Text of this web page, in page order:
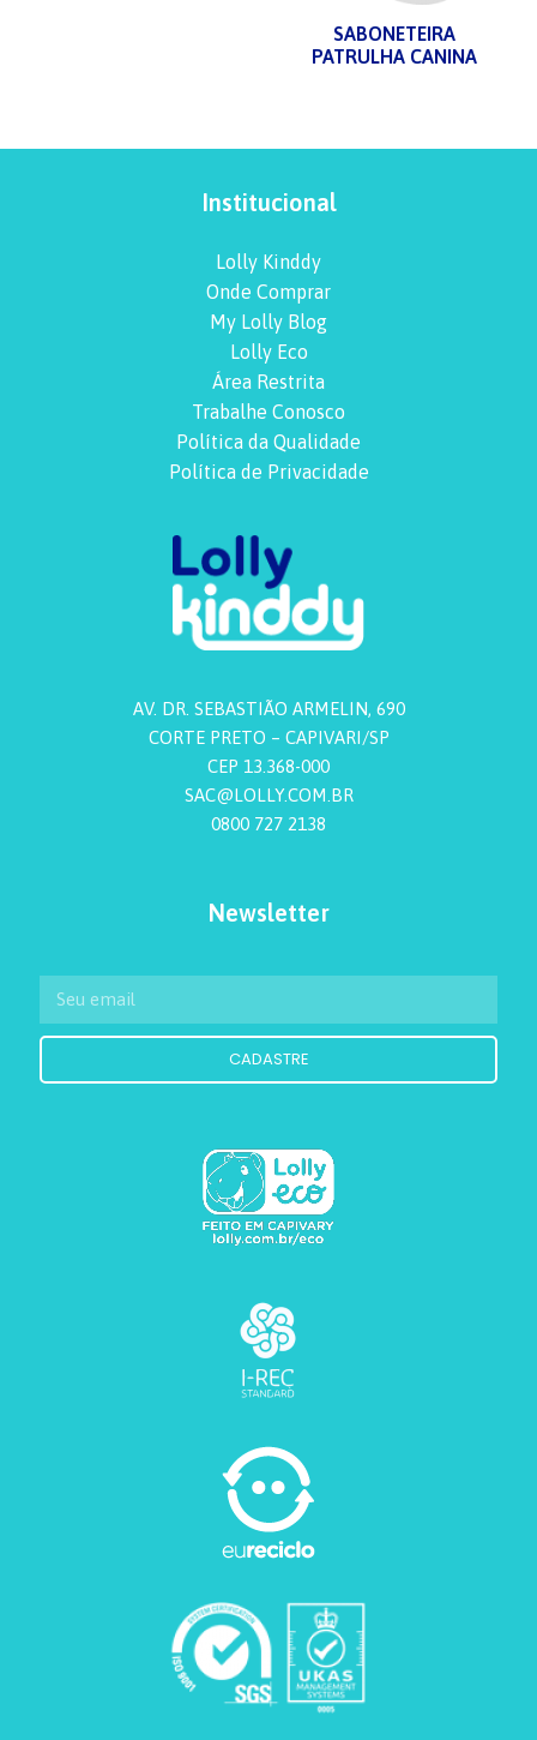
SABONETEIRA
PATRULHA CANINA
Institucional
Lolly Kinddy
Onde Comprar
My Lolly Blog
Lolly Eco
Área Restrita
Trabalhe Conosco
Política da Qualidade
Política de Privacidade
AV. DR. SEBASTIÃO ARMELIN, 690
CORTE PRETO – CAPIVARI/SP
CEP 13.368-000
SAC@LOLLY.COM.BR
0800 727 2138
Newsletter
CADASTRE